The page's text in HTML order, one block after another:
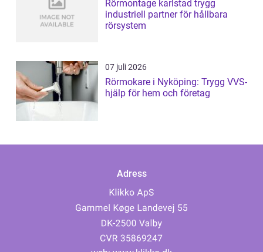
Rörmontage karlstad trygg
industriell partner för hållbara
rörsystem
07 juli 2026
Rörmokare i Nyköping: Trygg VVS-
hjälp för hem och företag
Adress